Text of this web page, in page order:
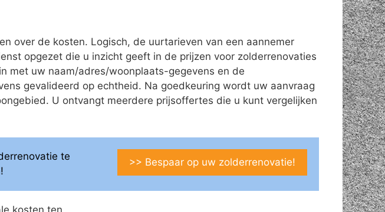
over de kosten. Logisch, de uurtarieven van een aannemer
opgezet die u inzicht geeft in de prijzen voor zolderrenovaties
met uw naam/adres/woonplaats-gegevens en de
gevalideerd op echtheid. Na goedkeuring wordt uw aanvraag
U ontvangt meerdere prijsoffertes die u kunt vergelijken
te
>> Bespaar op uw zolderrenovatie!